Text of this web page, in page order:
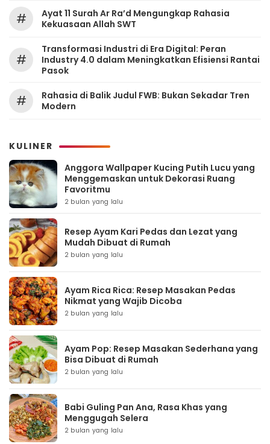
#
Ayat 11 Surah Ar Ra’d Mengungkap Rahasia
Kekuasaan Allah SWT
#
Transformasi Industri di Era Digital: Peran
Industry 4.0 dalam Meningkatkan Efisiensi Rantai
Pasok
#
Rahasia di Balik Judul FWB: Bukan Sekadar Tren
Modern
KULINER
Anggora Wallpaper Kucing Putih Lucu yang
Menggemaskan untuk Dekorasi Ruang
Favoritmu
2 bulan yang lalu
Resep Ayam Kari Pedas dan Lezat yang
Mudah Dibuat di Rumah
2 bulan yang lalu
Ayam Rica Rica: Resep Masakan Pedas
Nikmat yang Wajib Dicoba
2 bulan yang lalu
Ayam Pop: Resep Masakan Sederhana yang
Bisa Dibuat di Rumah
2 bulan yang lalu
Babi Guling Pan Ana, Rasa Khas yang
Menggugah Selera
2 bulan yang lalu